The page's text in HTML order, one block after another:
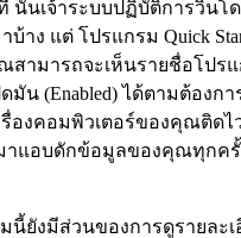
นั้นเจ้าระบบปฏิบัติการวิน
าง แต่ โปรแกรม Quick
สามารถจะเห็นรายชื่อโปร
ดมัน (Enabled) ได้ตามต้อ
องคอมพิวเตอร์ของคุณติด
าแอบดักข้อมูลของคุณทุกค
ยังมีส่วนของการดูรายละเ